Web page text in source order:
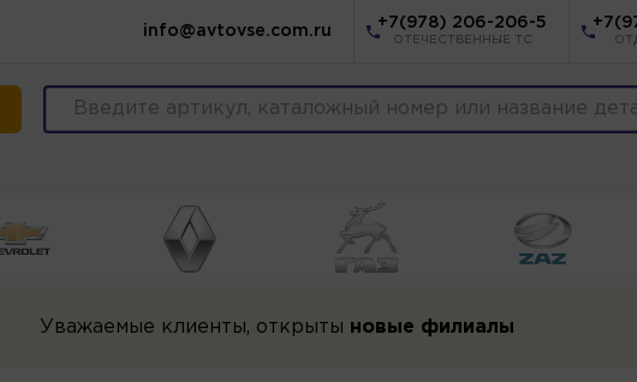
info@avtovse.com.ru
+7(978) 206-206-5
ОТЕЧЕСТВЕННЫЕ ТС
Уважаемые клиенты, открыты новые филиалы